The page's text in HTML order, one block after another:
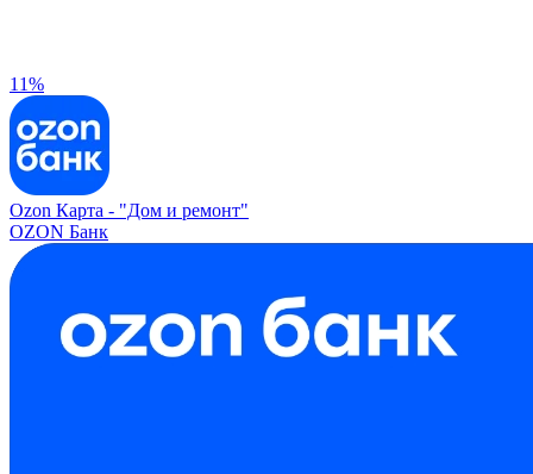
11%
Ozon Карта - "Дом и ремонт"
OZON Банк